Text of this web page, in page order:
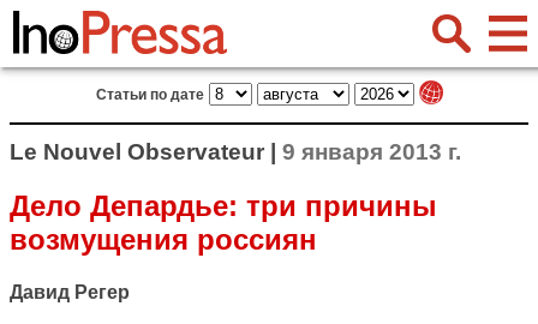
Статьи по дате
Le Nouvel Observateur | 9 января 2013 г.
Дело Депардье: три причины
возмущения россиян
Давид Регер